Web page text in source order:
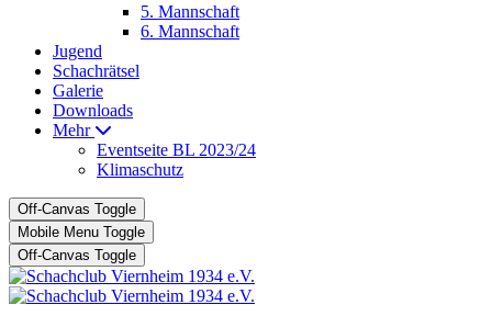
5. Mannschaft
6. Mannschaft
Jugend
Schachrätsel
Galerie
Downloads
Mehr
Eventseite BL 2023/24
Klimaschutz
Off-Canvas Toggle
Mobile Menu Toggle
Off-Canvas Toggle